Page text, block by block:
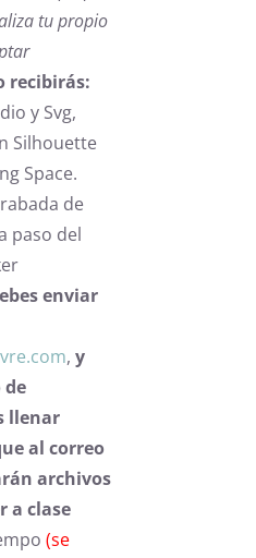
tu propio
recibirás:
y Svg,
Silhouette
Space.
de
paso del
enviar
,y
llenar
al correo
archivos
a clase
(se